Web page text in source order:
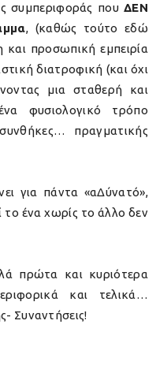
συμπεριφοράς πουΔΕΝ
, (καθώς τούτο εδώ
προσωπική εμπειρία
διατροφική (και όχι
μια σταθερή και
φυσιολογικό τρόπο
πραγματικής
για πάντα «αΔύνατό»,
το ένα χωρίς το άλλο δεν
πρώτα και κυριότερα
και τελικά…
Συναντήσεις!